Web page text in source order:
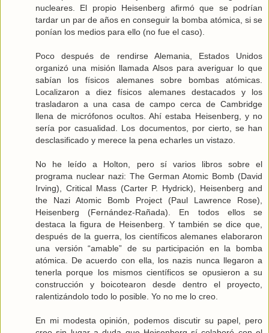
nucleares. El propio Heisenberg afirmó que se podrían
tardar un par de años en conseguir la bomba atómica, si se
ponían los medios para ello (no fue el caso).
Poco después de rendirse Alemania, Estados Unidos
organizó una misión llamada Alsos para averiguar lo que
sabían los físicos alemanes sobre bombas atómicas.
Localizaron a diez físicos alemanes destacados y los
trasladaron a una casa de campo cerca de Cambridge
llena de micrófonos ocultos. Ahí estaba Heisenberg, y no
sería por casualidad. Los documentos, por cierto, se han
desclasificado y merece la pena echarles un vistazo.
No he leído a Holton, pero sí varios libros sobre el
programa nuclear nazi: The German Atomic Bomb (David
Irving), Critical Mass (Carter P. Hydrick), Heisenberg and
the Nazi Atomic Bomb Project (Paul Lawrence Rose),
Heisenberg (Fernández-Rañada). En todos ellos se
destaca la figura de Heisenberg. Y también se dice que,
después de la guerra, los científicos alemanes elaboraron
una versión “amable” de su participación en la bomba
atómica. De acuerdo con ella, los nazis nunca llegaron a
tenerla porque los mismos científicos se opusieron a su
construcción y boicotearon desde dentro el proyecto,
ralentizándolo todo lo posible. Yo no me lo creo.
En mi modesta opinión, podemos discutir su papel, pero